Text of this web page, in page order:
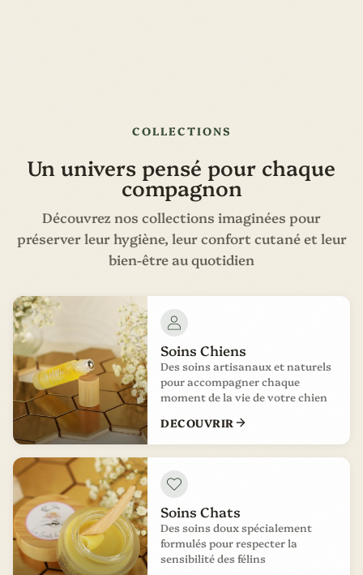
COLLECTIONS
Un univers pensé pour chaque
compagnon
Découvrez nos collections imaginées pour
préserver leur hygiène, leur confort cutané et leur
bien-être au quotidien
Soins Chiens
Des soins artisanaux et naturels
pour accompagner chaque
moment de la vie de votre chien
DECOUVRIR
Soins Chats
Des soins doux spécialement
formulés pour respecter la
sensibilité des félins